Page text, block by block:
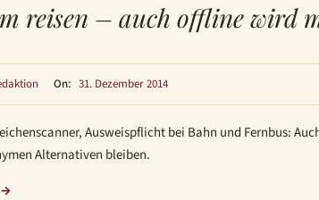
reisen – auch offline wird
On: 31. Dezember 2014
Ausweispflicht bei Bahn und Fernbus:
Alternativen bleiben.